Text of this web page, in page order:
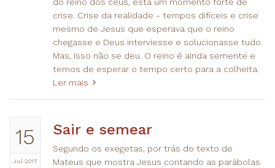
crise. Crise da realidade - tempos difíceis e crise
mesmo de Jesus que esperava que o reino
chegasse e Deus interviesse e solucionasse tudo.
Mas, isso não se deu. O reino é ainda semente e
temos de esperar o tempo certo para a colheita.
Ler mais
15
Jul 2017
Sair e semear
Segundo os exegetas, por trás do texto de
Mateus que mostra Jesus contando as parábolas